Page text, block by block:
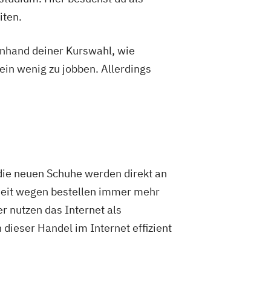
deiner Kurswahl, wie
wenig zu jobben. Allerdings
neuen Schuhe werden direkt an
wegen bestellen immer mehr
nutzen das Internet als
dieser Handel im Internet effizient